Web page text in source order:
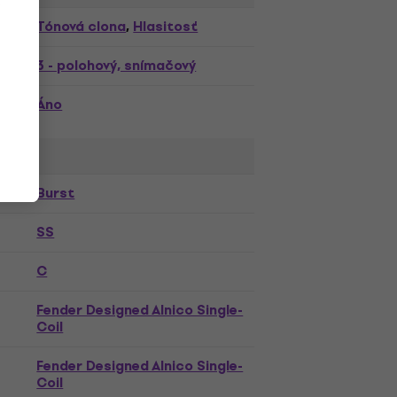
Tónová clona,Hlasitosť
3 - polohový, snímačový
Áno
Burst
SS
C
Fender Designed Alnico Single-
Coil
Fender Designed Alnico Single-
Coil